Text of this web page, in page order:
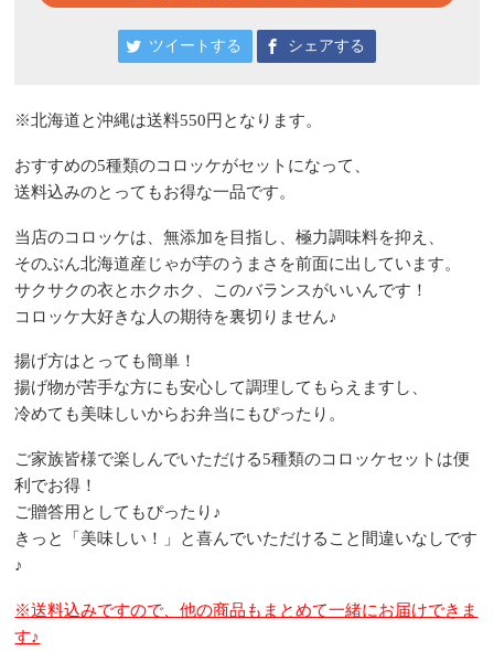
ツイートする シェアする
※北海道と沖縄は送料550円となります。
おすすめの5種類のコロッケがセットになって、
送料込みのとってもお得な一品です。
当店のコロッケは、無添加を目指し、極力調味料を抑え、
そのぶん北海道産じゃが芋のうまさを前面に出しています。
サクサクの衣とホクホク、このバランスがいいんです！
コロッケ大好きな人の期待を裏切りません♪
揚げ方はとっても簡単！
揚げ物が苦手な方にも安心して調理してもらえますし、
冷めても美味しいからお弁当にもぴったり。
ご家族皆様で楽しんでいただける5種類のコロッケセットは便
利でお得！
ご贈答用としてもぴったり♪
きっと「美味しい！」と喜んでいただけること間違いなしです
♪
※送料込みですので、他の商品もまとめて一緒にお届けできま
す♪